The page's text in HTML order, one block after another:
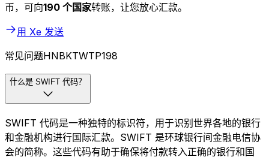
币，可向190 个国家转账，让您放心汇款。
用 Xe 发送
常见问题HNBKTWTP198
什么是 SWIFT 代码？
SWIFT 代码是一种独特的标识符，用于识别世界各地的银行
和金融机构进行国际汇款。SWIFT 是环球银行间金融电信协
会的简称。这些代码有助于确保将付款转入正确的银行和国